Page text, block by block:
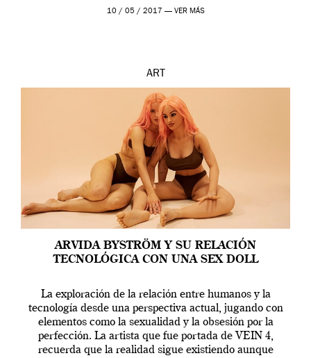
en una de las actuaciones más relevantes […]
10 / 05 / 2017 — VER MÁS
ART
ARVIDA BYSTRÖM Y SU RELACIÓN
TECNOLÓGICA CON UNA SEX DOLL
La exploración de la relación entre humanos y la
tecnología desde una perspectiva actual, jugando con
elementos como la sexualidad y la obsesión por la
perfección. La artista que fue portada de VEIN 4,
recuerda que la realidad sigue existiendo aunque